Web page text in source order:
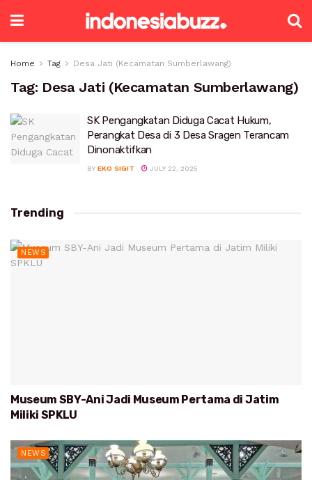
Home Tag Desa Jati (Kecamatan Sumberlawang)
Tag: Desa Jati (Kecamatan Sumberlawang)
SK Pengangkatan Diduga Cacat Hukum,
Perangkat Desa di 3 Desa Sragen Terancam
Dinonaktifkan
BY EKO SIGIT JULY 22, 2025
Trending
NEWS
Museum SBY-Ani Jadi Museum Pertama di Jatim
Miliki SPKLU
NEWS